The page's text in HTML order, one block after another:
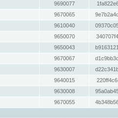
9690077
9670065
9610040
9650070
9650043
9670067
9630007
9640015
9630008
9670055